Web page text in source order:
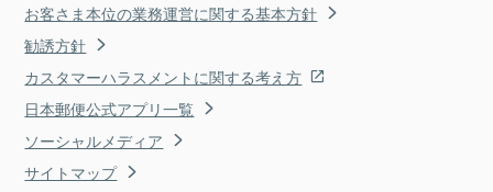
お客さま本位の業務運営に関する基本方針
勧誘方針
カスタマーハラスメントに関する考え方
日本郵便公式アプリ一覧
ソーシャルメディア
サイトマップ